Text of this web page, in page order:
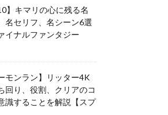
】キマリの心に残る名
名セリフ、名シーン6選
イナルファンタジー
モンラン】リッター4K
回り、役割、クリアのコ
識することを解説【スプ